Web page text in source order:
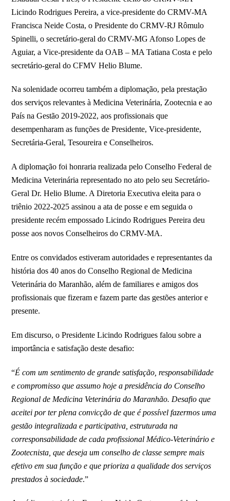
Licindo Rodrigues Pereira, a vice-presidente do CRMV-MA
Francisca Neide Costa, o Presidente do CRMV-RJ Rômulo
Spinelli, o secretário-geral do CRMV-MG Afonso Lopes de
Aguiar, a Vice-presidente da OAB – MA Tatiana Costa e pelo
secretário-geral do CFMV Helio Blume.
Na solenidade ocorreu também a diplomação, pela prestação
dos serviços relevantes à Medicina Veterinária, Zootecnia e ao
País na Gestão 2019-2022, aos profissionais que
desempenharam as funções de Presidente, Vice-presidente,
Secretária-Geral, Tesoureira e Conselheiros.
A diplomação foi honraria realizada pelo Conselho Federal de
Medicina Veterinária representado no ato pelo seu Secretário-
Geral Dr. Helio Blume. A Diretoria Executiva eleita para o
triênio 2022-2025 assinou a ata de posse e em seguida o
presidente recém empossado Licindo Rodrigues Pereira deu
posse aos novos Conselheiros do CRMV-MA.
Entre os convidados estiveram autoridades e representantes da
história dos 40 anos do Conselho Regional de Medicina
Veterinária do Maranhão, além de familiares e amigos dos
profissionais que fizeram e fazem parte das gestões anterior e
presente.
Em discurso, o Presidente Licindo Rodrigues falou sobre a
importância e satisfação deste desafio:
“É com um sentimento de grande satisfação, responsabilidade
e compromisso que assumo hoje a presidência do Conselho
Regional de Medicina Veterinária do Maranhão. Desafio que
aceitei por ter plena convicção de que é possível fazermos uma
gestão integralizada e participativa, estruturada na
corresponsabilidade de cada profissional Médico-Veterinário e
Zootecnista, que deseja um conselho de classe sempre mais
efetivo em sua função e que prioriza a qualidade dos serviços
prestados à sociedade.”